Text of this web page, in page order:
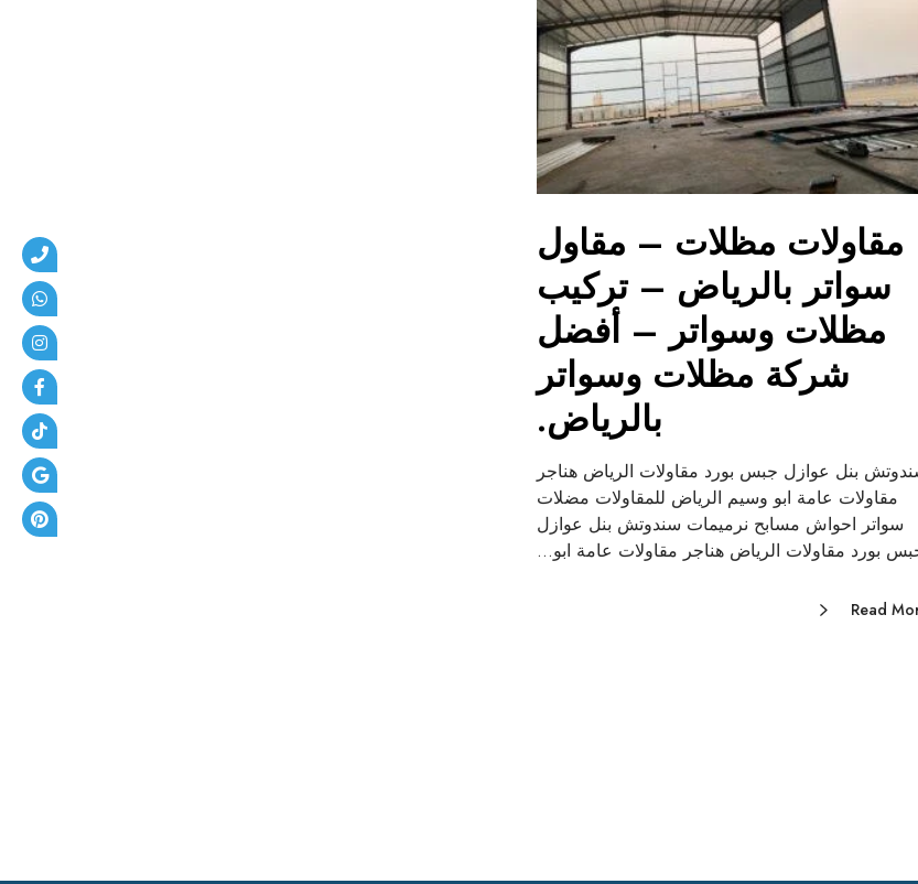
مقاولات مظلات – مقاول
سواتر بالرياض – تركيب
مظلات وسواتر – أفضل
شركة مظلات وسواتر
بالرياض.
بنل عوازل جبس بورد مقاولات الرياض هناجر
مقاولات عامة ابو وسيم الرياض للمقاولات مضلات
سواتر احواش مسابح نرميمات سندوتش بنل عوازل
بورد مقاولات الرياض هناجر مقاولات عامة ابو…
Read